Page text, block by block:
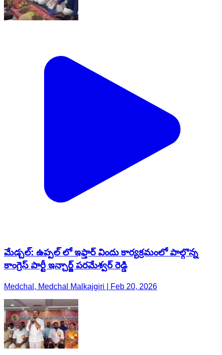
మేడ్చల్: ఉప్పల్ లో ఇఫ్తార్ విందు కార్యక్రమంలో పాల్గొన్న
కాంగ్రెస్ పార్టీ ఇన్చార్జ్ పరమేశ్వర్ రెడ్డి
Medchal, Medchal Malkajgiri | Feb 20, 2026